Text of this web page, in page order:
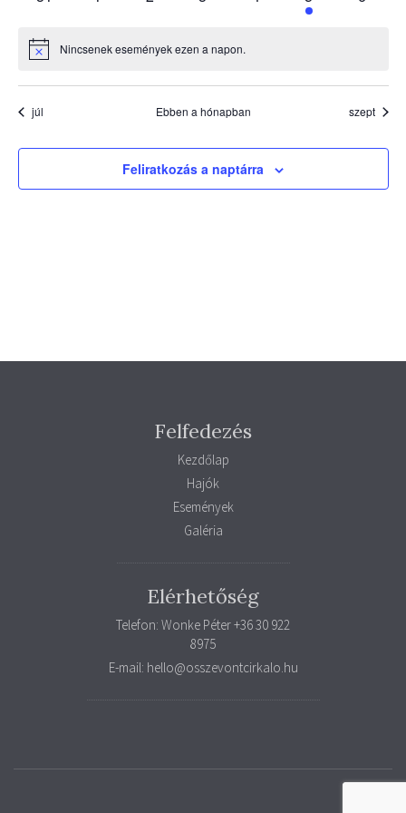
eseményekesemény
Notice Nincsenek események ezen a napon.
júl Ebben a hónapban szept
Feliratkozás a naptárra
Felfedezés
Kezdőlap
Hajók
Események
Galéria
Elérhetőség
Telefon: Wonke Péter +36 30 922
8975
E-mail: hello@osszevontcirkalo.hu